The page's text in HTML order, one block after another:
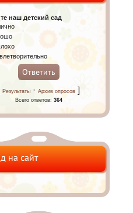
наш детский сад
Результаты· Архив опросов]
Всего ответов: 364
на сайт